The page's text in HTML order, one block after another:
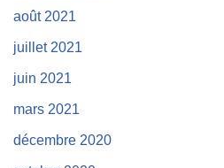
août 2021
juillet 2021
juin 2021
mars 2021
décembre 2020